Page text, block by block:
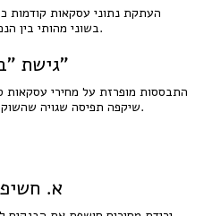
העתקת נתוני עסקאות קודמות
בשוני מהותי בין הנכסים, יצרה שווי שוק מנופח ולא ריאלי.
2. גישת "בכמה נמכרה דירה ליד"
התבססות מופרזת על מחירי עסקאות
שיקפה תפיסה שגויה שהשוק תמיד צודק – גם כשברור שהוא בועה.
א.